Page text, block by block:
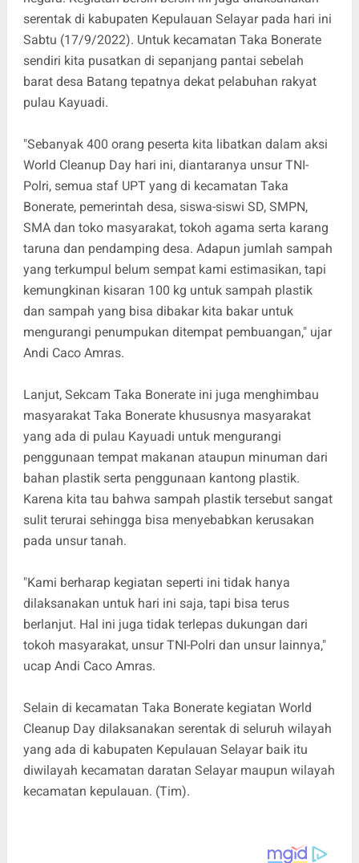
serentak di kabupaten Kepulauan Selayar pada hari ini
Sabtu (17/9/2022). Untuk kecamatan Taka Bonerate
sendiri kita pusatkan di sepanjang pantai sebelah
barat desa Batang tepatnya dekat pelabuhan rakyat
pulau Kayuadi.
"Sebanyak 400 orang peserta kita libatkan dalam aksi
World Cleanup Day hari ini, diantaranya unsur TNI-
Polri, semua staf UPT yang di kecamatan Taka
Bonerate, pemerintah desa, siswa-siswi SD, SMPN,
SMA dan toko masyarakat, tokoh agama serta karang
taruna dan pendamping desa. Adapun jumlah sampah
yang terkumpul belum sempat kami estimasikan, tapi
kemungkinan kisaran 100 kg untuk sampah plastik
dan sampah yang bisa dibakar kita bakar untuk
mengurangi penumpukan ditempat pembuangan," ujar
Andi Caco Amras.
Lanjut, Sekcam Taka Bonerate ini juga menghimbau
masyarakat Taka Bonerate khususnya masyarakat
yang ada di pulau Kayuadi untuk mengurangi
penggunaan tempat makanan ataupun minuman dari
bahan plastik serta penggunaan kantong plastik.
Karena kita tau bahwa sampah plastik tersebut sangat
sulit terurai sehingga bisa menyebabkan kerusakan
pada unsur tanah.
"Kami berharap kegiatan seperti ini tidak hanya
dilaksanakan untuk hari ini saja, tapi bisa terus
berlanjut. Hal ini juga tidak terlepas dukungan dari
tokoh masyarakat, unsur TNI-Polri dan unsur lainnya,"
ucap Andi Caco Amras.
Selain di kecamatan Taka Bonerate kegiatan World
Cleanup Day dilaksanakan serentak di seluruh wilayah
yang ada di kabupaten Kepulauan Selayar baik itu
diwilayah kecamatan daratan Selayar maupun wilayah
kecamatan kepulauan. (Tim).